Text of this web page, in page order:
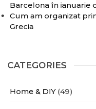
Barcelona în ianuarie
Cum am organizat
Grecia
CATEGORIES
Home & DIY (49)